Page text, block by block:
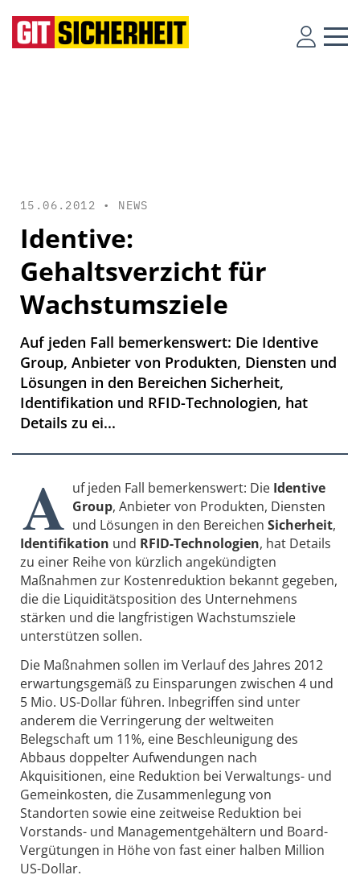
15.06.2012 • NEWS
Identive:
Gehaltsverzicht für
Wachstumsziele
Auf jeden Fall bemerkenswert: Die Identive
Group, Anbieter von Produkten, Diensten und
Lösungen in den Bereichen Sicherheit,
Identifikation und RFID-Technologien, hat
Details zu ei...
A uf jeden Fall bemerkenswert: Die Identive
Group, Anbieter von Produkten, Diensten
und Lösungen in den Bereichen Sicherheit,
Identifikation und RFID-Technologien, hat Details
zu einer Reihe von kürzlich angekündigten
Maßnahmen zur Kostenreduktion bekannt gegeben,
die die Liquiditätsposition des Unternehmens
stärken und die langfristigen Wachstumsziele
unterstützen sollen.
Die Maßnahmen sollen im Verlauf des Jahres 2012
erwartungsgemäß zu Einsparungen zwischen 4 und
5 Mio. US-Dollar führen. Inbegriffen sind unter
anderem die Verringerung der weltweiten
Belegschaft um 11%, eine Beschleunigung des
Abbaus doppelter Aufwendungen nach
Akquisitionen, eine Reduktion bei Verwaltungs- und
Gemeinkosten, die Zusammenlegung von
Standorten sowie eine zeitweise Reduktion bei
Vorstands- und Managementgehältern und Board-
Vergütungen in Höhe von fast einer halben Million
US-Dollar.